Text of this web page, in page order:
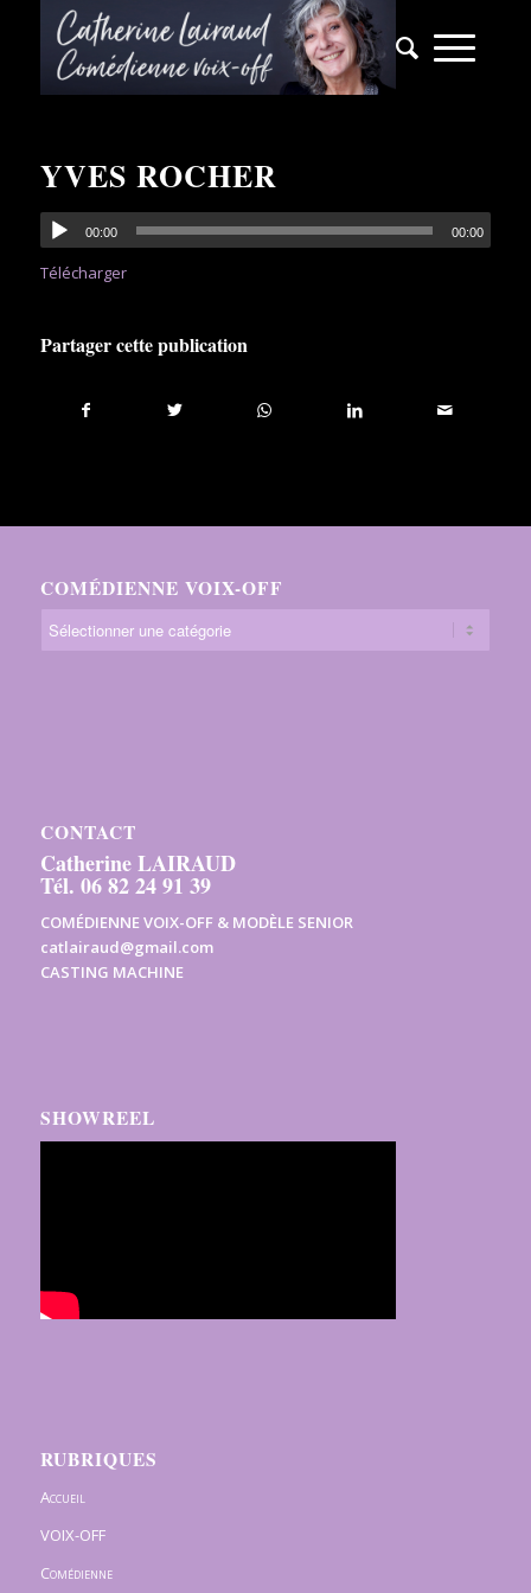
YVES ROCHER
00:00 00:00
Télécharger
Partager cette publication
COMÉDIENNE VOIX-OFF
CONTACT
Catherine LAIRAUD
Tél. 06 82 24 91 39
COMÉDIENNE VOIX-OFF & MODÈLE SENIOR
catlairaud@gmail.com
CASTING MACHINE
SHOWREEL
RUBRIQUES
Accueil
VOIX-OFF
Comédienne